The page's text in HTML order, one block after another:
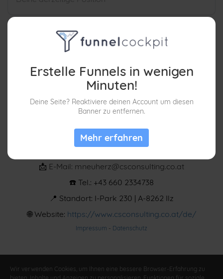
Nächster Schritt
📩 E-Mail: mneuherz@csconsulting.co.at
☎️ Tel.: +43 660 2334738
📍 Standort: I-Park 230 | A-8262 Ilz
🌐Website: https://www.csconsulting.co.at/de/
Impressum - Datenschutz
Erstelle Funnels in wenigen
Minuten!
Deine Seite? Reaktiviere deinen Account um diesen
Banner zu entfernen.
Mehr erfahren
Wir verwenden Cookies, um Ihnen eine bessere Browser-Erfahrung zu